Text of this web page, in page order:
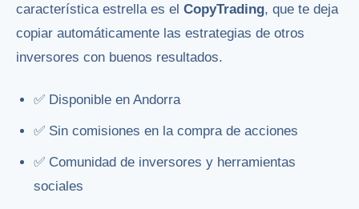
característica estrella es el CopyTrading, que te deja
copiar automáticamente las estrategias de otros
inversores con buenos resultados.
✅ Disponible en Andorra
✅ Sin comisiones en la compra de acciones
✅ Comunidad de inversores y herramientas
sociales